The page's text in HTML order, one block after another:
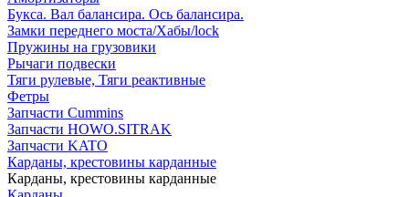
Букса. Вал балансира. Ось балансира.
Замки переднего моста/Хабы/lock
Пружины на грузовики
Рычаги подвески
Тяги рулевые, Тяги реактивные
Фетры
Запчасти Cummins
Запчасти HOWO.SITRAK
Запчасти KATO
Карданы, крестовины карданные
Карданы, крестовины карданные